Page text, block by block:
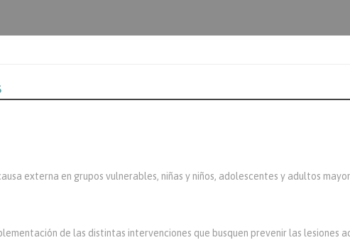
externa en grupos vulnerables, niñas y niños, adolescentes y adultos
de las distintas intervenciones que busquen prevenir las lesiones